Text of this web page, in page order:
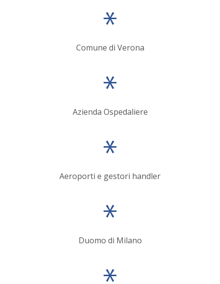
Comune di Verona
Azienda Ospedaliere
Aeroporti e gestori handler
Duomo di Milano